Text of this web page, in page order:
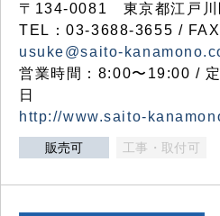
〒134-0081 東京都江戸川
TEL：03-3688-3655 /
usuke@saito-
営業時間：8:00〜19:00 /
日
http://www.saito-
販売可 工事・取付可